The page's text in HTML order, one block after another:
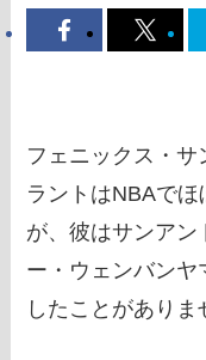
フェニックス・
ラントはNBAで
が、彼はサンアン
ー・ウェンバン
したことがありま